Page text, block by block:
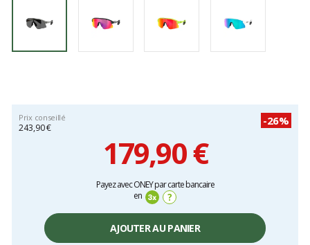
Prix conseillé
243,90 €
-26%
179,90 €
Payez avec ONEY par carte bancaire
en
?
AJOUTER AU PANIER